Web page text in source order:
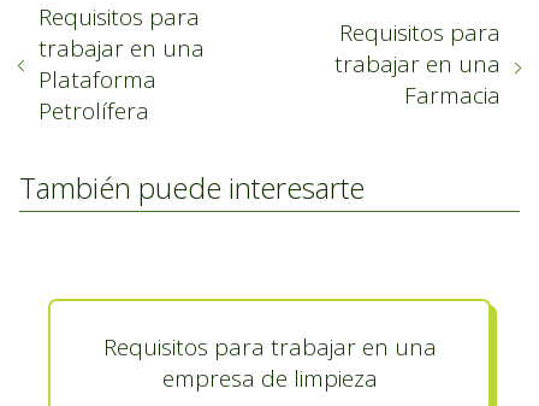
Requisitos para
trabajar en una
Plataforma
Petrolífera
Requisitos para
trabajar en una
Farmacia
También puede interesarte
Requisitos para trabajar en una
empresa de limpieza